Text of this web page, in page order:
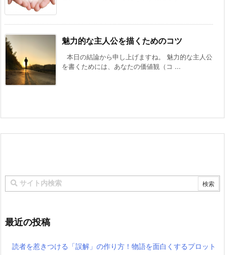
魅力的な主人公を描くためのコツ
本日の結論から申し上げますね。 魅力的な主人公
を書くためには、あなたの価値観（コ ...
最近の投稿
読者を惹きつける「誤解」の作り方！物語を面白くするプロット